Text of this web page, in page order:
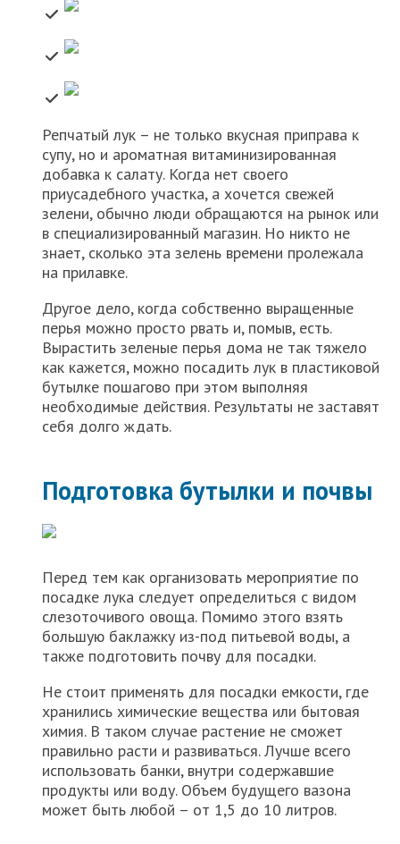
Репчатый лук – не только вкусная приправа к
супу, но и ароматная витаминизированная
добавка к салату. Когда нет своего
приусадебного участка, а хочется свежей
зелени, обычно люди обращаются на рынок или
в специализированный магазин. Но никто не
знает, сколько эта зелень времени пролежала
на прилавке.
Другое дело, когда собственно выращенные
перья можно просто рвать и, помыв, есть.
Вырастить зеленые перья дома не так тяжело
как кажется, можно посадить лук в пластиковой
бутылке пошагово при этом выполняя
необходимые действия. Результаты не заставят
себя долго ждать.
Подготовка бутылки и почвы
Перед тем как организовать мероприятие по
посадке лука следует определиться с видом
слезоточивого овоща. Помимо этого взять
большую баклажку из-под питьевой воды, а
также подготовить почву для посадки.
Не стоит применять для посадки емкости, где
хранились химические вещества или бытовая
химия. В таком случае растение не сможет
правильно расти и развиваться. Лучше всего
использовать банки, внутри содержавшие
продукты или воду. Объем будущего вазона
может быть любой – от 1,5 до 10 литров.